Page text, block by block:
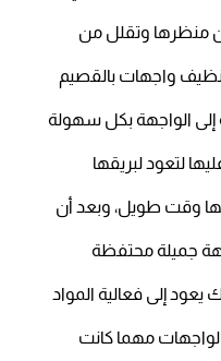
منظرها وتقلل من
واجهات بالقصيم
إلى الواجهة بكل سهولة
لتعود لبريقها
وقت طويل، وبعد أن
جميلة محتفظة
إلى فعالية المواد
مهما كانت